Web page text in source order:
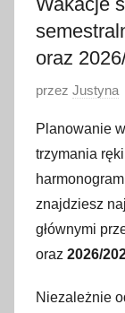
oraz
O
u
b
l
i
k
o
a
przez Justyna
Planowanie
trzymania
znajdziesz
głównymi
oraz 2026/
Niezależnie